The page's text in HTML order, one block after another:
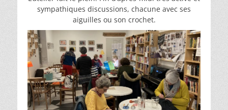
sympathiques discussions, chacune avec ses
aiguilles ou son crochet.